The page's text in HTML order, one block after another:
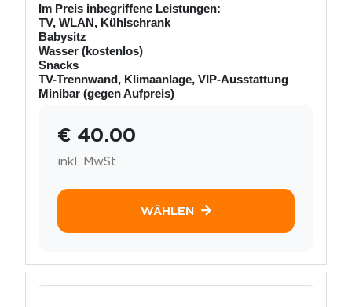
Im Preis inbegriffene Leistungen:
TV, WLAN, Kühlschrank
Babysitz
Wasser (kostenlos)
Snacks
TV-Trennwand, Klimaanlage, VIP-Ausstattung
Minibar (gegen Aufpreis)
€ 40.00
inkl. MwSt
WÄHLEN